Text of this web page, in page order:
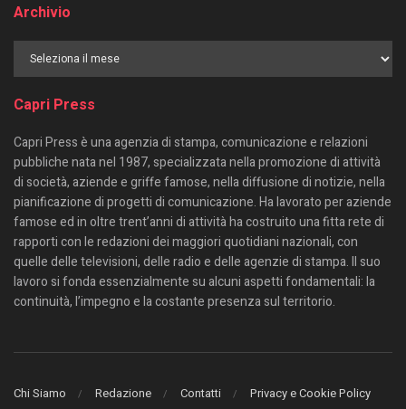
Archivio
Capri Press
Capri Press è una agenzia di stampa, comunicazione e relazioni
pubbliche nata nel 1987, specializzata nella promozione di attività
di società, aziende e griffe famose, nella diffusione di notizie, nella
pianificazione di progetti di comunicazione. Ha lavorato per aziende
famose ed in oltre trent’anni di attività ha costruito una fitta rete di
rapporti con le redazioni dei maggiori quotidiani nazionali, con
quelle delle televisioni, delle radio e delle agenzie di stampa. Il suo
lavoro si fonda essenzialmente su alcuni aspetti fondamentali: la
continuità, l’impegno e la costante presenza sul territorio.
Chi Siamo Redazione Contatti Privacy e Cookie Policy